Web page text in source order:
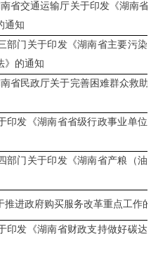
省交通运输厅关于印发《湖南省
通知
部门关于印发《湖南省主要污染
》的通知
省民政厅关于完善困难群众救助
印发《湖南省省级行政事业单位
部门关于印发《湖南省产粮（油
推进政府购买服务改革重点工作的
印发《湖南省财政支持做好碳达